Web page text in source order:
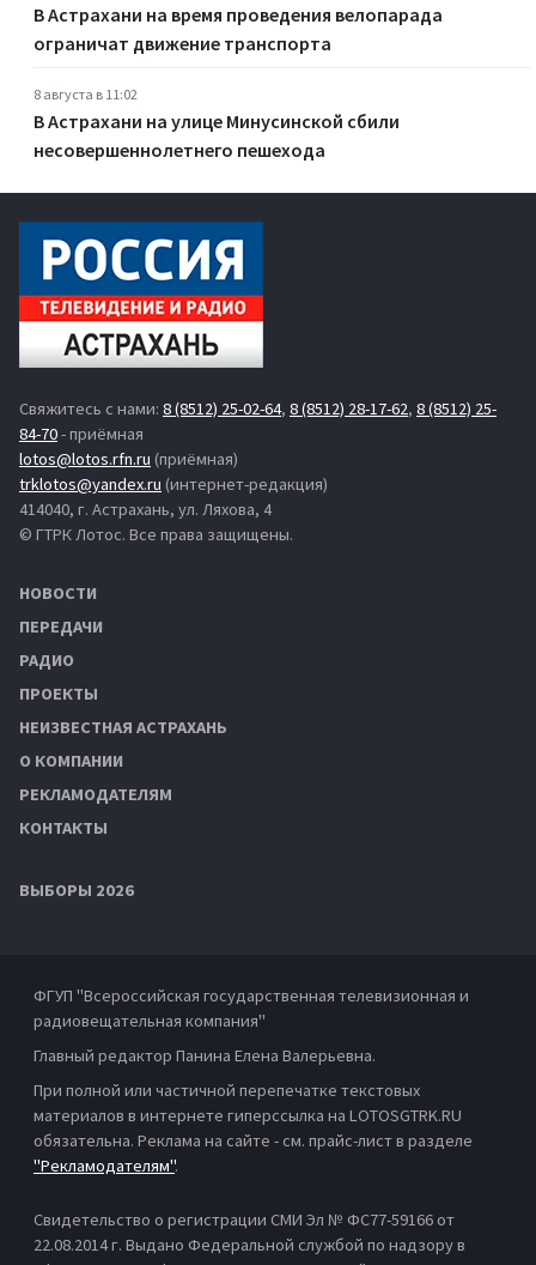
В Астрахани на время проведения велопарада
ограничат движение транспорта
8 августа в 11:02
В Астрахани на улице Минусинской сбили
несовершеннолетнего пешехода
Свяжитесь с нами: 8 (8512) 25-02-64, 8 (8512) 28-17-62, 8 (8512) 25-
84-70- приёмная
lotos@lotos.rfn.ru (приёмная)
trklotos@yandex.ru (интернет-редакция)
414040, г. Астрахань, ул. Ляхова, 4
© ГТРК Лотос. Все права защищены.
НОВОСТИ
ПЕРЕДАЧИ
РАДИО
ПРОЕКТЫ
НЕИЗВЕСТНАЯ АСТРАХАНЬ
О КОМПАНИИ
РЕКЛАМОДАТЕЛЯМ
КОНТАКТЫ
ВЫБОРЫ 2026
ФГУП "Всероссийская государственная телевизионная и
радиовещательная компания"
Главный редактор Панина Елена Валерьевна.
При полной или частичной перепечатке текстовых
материалов в интернете гиперссылка на LOTOSGTRK.RU
обязательна. Реклама на сайте - см. прайс-лист в разделе
"Рекламодателям".
Свидетельство о регистрации СМИ Эл № ФС77-59166 от
22.08.2014 г. Выдано Федеральной службой по надзору в